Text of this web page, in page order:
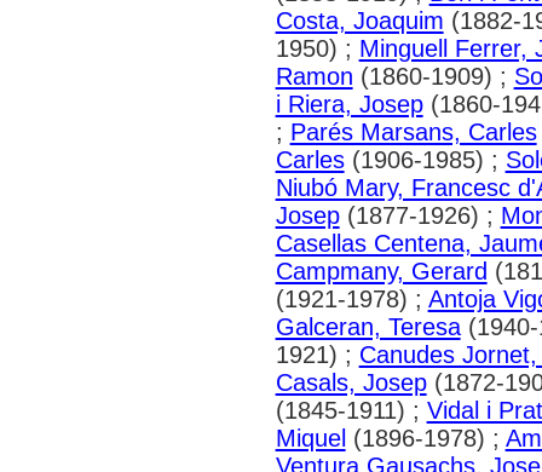
Costa, Joaquim (1882-
1950) ; Minguell Ferrer,
Ramon (1860-1909) ;
i Riera, Josep(1860-
; Parés Marsans, Carles
Carles(1906-1985) ;
Niubó Mary, Francesc
Josep(1877-1926) ;
Casellas Centena,
Campmany, Gerard
(1921-1978) ; Antoja
Galceran, Teresa
1921) ; Canudes
Casals, Josep(1872-
(1845-1911) ; Vidal i
Miquel (1896-1978) ;
Ventura Gausachs,